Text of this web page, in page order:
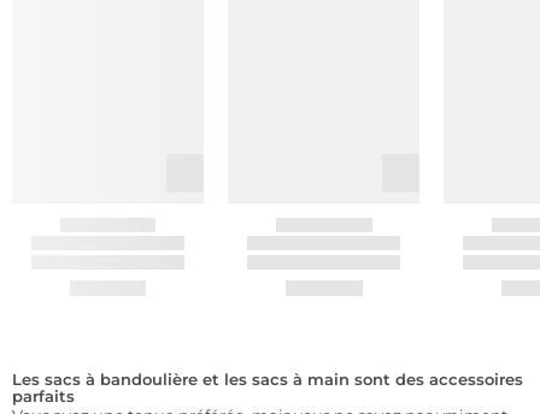
Les sacs à bandoulière et les sacs à main sont des accessoires
parfaits